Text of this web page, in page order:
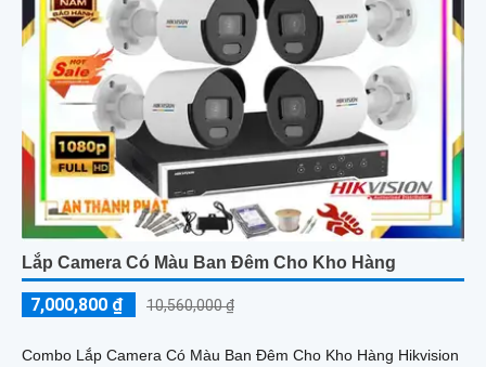
Lắp Camera Có Màu Ban Đêm Cho Kho Hàng
7,000,800 ₫ 10,560,000 ₫
Combo Lắp Camera Có Màu Ban Đêm Cho Kho Hàng Hikvision